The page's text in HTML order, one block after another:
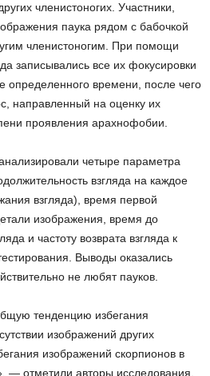
членистоногих. Участники,
паука рядом с бабочкой
членистоногим. При помощи
записывались все их фокусировки
определенного времени, после чего
направленный на оценку их
проявления арахнофобии.
четыре параметра
взгляда на каждое
взгляда), время первой
изображения, время до
и частоту возврата взгляда к
Выводы оказались
не любят пауков.
тенденцию избегания
изображений других
изображений скорпионов в
— отметили авторы исследования.